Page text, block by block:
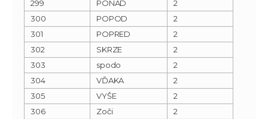
299
PONAD
2
300
POPOD
2
301
POPRED
2
302
SKRZE
2
303
spodo
2
304
VĎAKA
2
305
VYŠE
2
306
Zoči
2